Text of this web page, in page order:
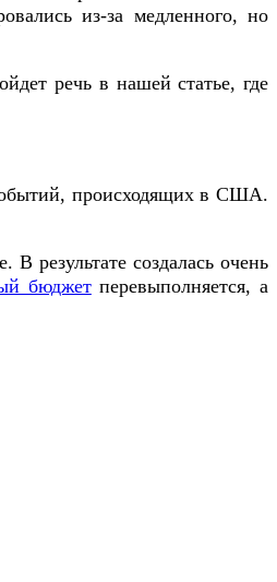
из-за медленного, но
речь в нашей статье, где
происходящих в США.
результате создалась очень
бюджетперевыполняется, а